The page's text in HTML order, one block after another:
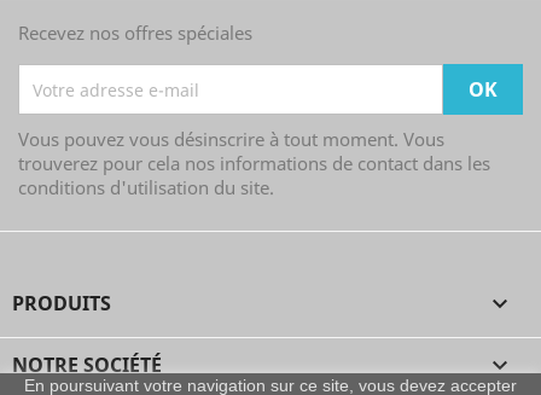
Recevez nos offres spéciales
Vous pouvez vous désinscrire à tout moment. Vous
trouverez pour cela nos informations de contact dans les
conditions d'utilisation du site.
PRODUITS 
NOTRE SOCIÉTÉ 
En poursuivant votre navigation sur ce site, vous devez accepter